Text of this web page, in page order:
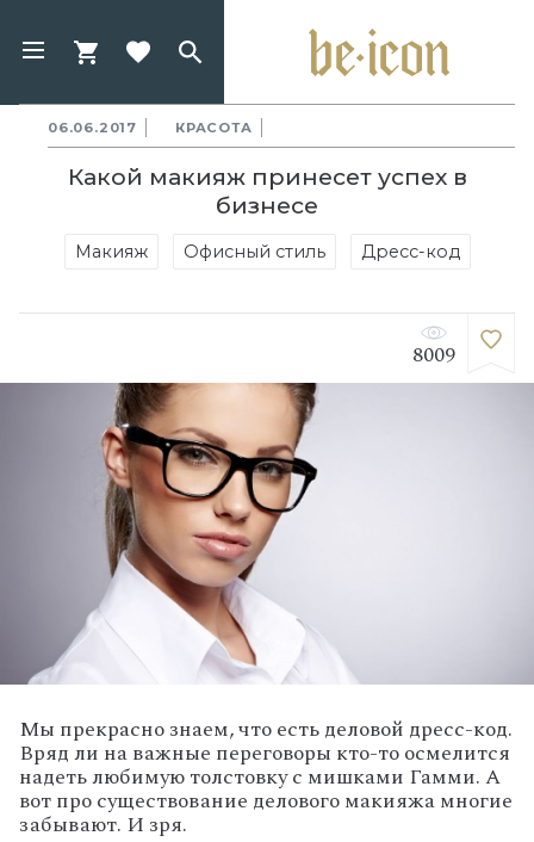
06.06.2017 КРАСОТА
Какой макияж принесет успех в
бизнесе
Макияж Офисный стиль Дресс-код
8009
Мы прекрасно знаем, что есть деловой дресс-код.
Вряд ли на важные переговоры кто-то осмелится
надеть любимую толстовку с мишками Гамми. А
вот про существование делового макияжа многие
забывают. И зря.